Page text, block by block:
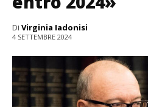
Di Virginia Iadonisi
4 SETTEMBRE 2024